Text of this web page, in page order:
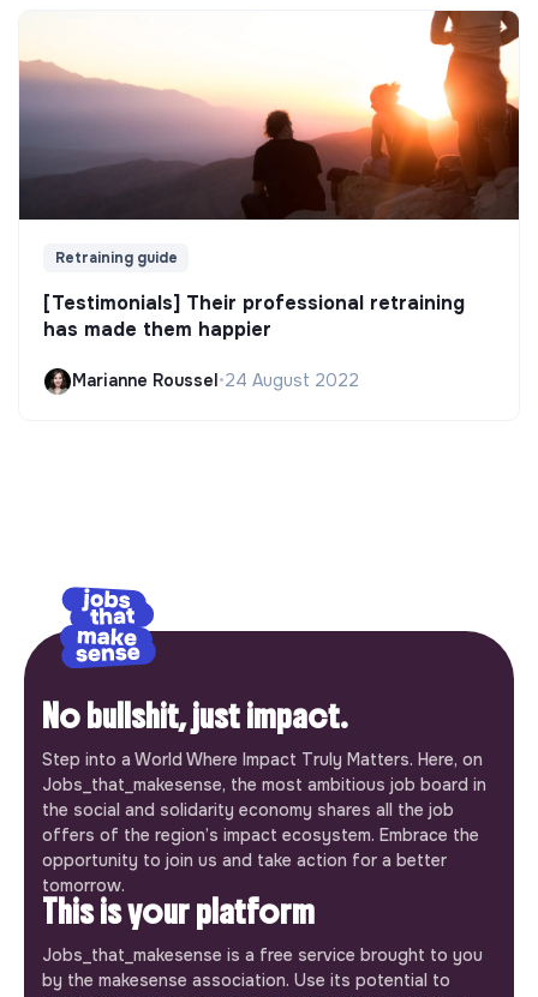
Retraining guide
[Testimonials] Their professional retraining
has made them happier
Marianne Roussel •24 August 2022
No bullshit, just impact.
Step into a World Where Impact Truly Matters. Here, on
Jobs_that_makesense, the most ambitious job board in
the social and solidarity economy shares all the job
offers of the region’s impact ecosystem. Embrace the
opportunity to join us and take action for a better
tomorrow.
This is your platform
Jobs_that_makesense is a free service brought to you
by the makesense association. Use its potential to